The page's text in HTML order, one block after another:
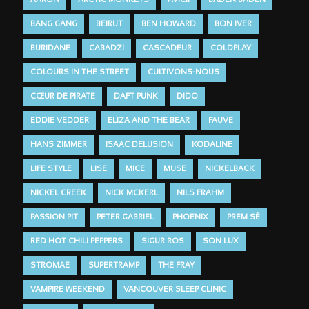
BANG GANG BEIRUT BEN HOWARD BON IVER
BURIDANE CABADZI CASCADEUR COLDPLAY
COLOURS IN THE STREET CULTIVONS-NOUS
CŒUR DE PIRATE DAFT PUNK DIDO
EDDIE VEDDER ELIZA AND THE BEAR FAUVE
HANS ZIMMER ISAAC DELUSION KODALINE
LIFE STYLE LISE MICE MUSE NICKELBACK
NICKEL CREEK NICK MCKERL NILS FRAHM
PASSION PIT PETER GABRIEL PHOENIX PREM SÉ
RED HOT CHILI PEPPERS SIGUR ROS SON LUX
STROMAE SUPERTRAMP THE FRAY
VAMPIRE WEEKEND VANCOUVER SLEEP CLINIC